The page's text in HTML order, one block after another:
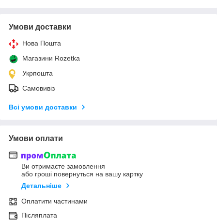
Умови доставки
Нова Пошта
Магазини Rozetka
Укрпошта
Самовивіз
Всі умови доставки
Умови оплати
Ви отримаєте замовлення
або гроші повернуться на вашу картку
Детальніше
Оплатити частинами
Післяплата